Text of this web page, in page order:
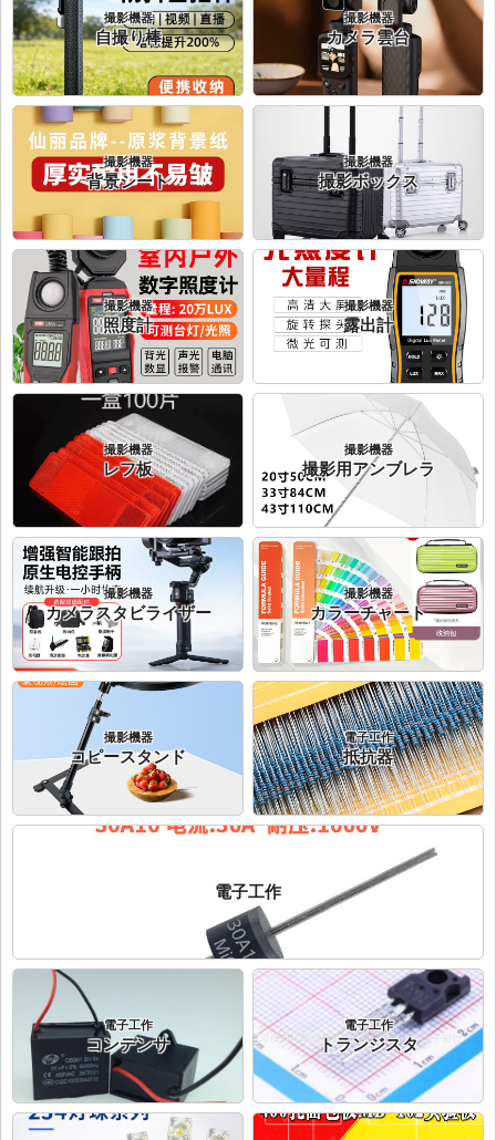
撮影機器
自撮り棒
撮影機器
カメラ雲台
撮影機器
背景シート
撮影機器
撮影ボックス
撮影機器
照度計
撮影機器
露出計
撮影機器
レフ板
撮影機器
撮影用アンブレラ
撮影機器
カメラスタビライザー
撮影機器
カラーチャート
撮影機器
コピースタンド
電子工作
電子工作
抵抗器
電子工作
コンデンサ
電子工作
トランジスタ